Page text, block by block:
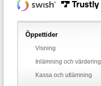
Öppettider
Visning
Inlämning och värdering
Kassa och utlämning